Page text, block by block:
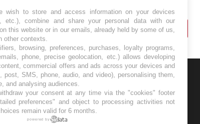
les meilleures
wish to store and access information on your devices
etc.), combine and share your personal data with our
this website or in our emails, already held by some of us,
other contexts.
browsing, preferences, purchases, loyalty programs,
phone, precise geolocation, etc.) allows developing
commercial offers and ads across your devices and
post, SMS, phone, audio, and video), personalising them,
and analysing audiences.
your consent at any time via the "cookies" footer
preferences" and object to processing activities not
remain valid for 6 months.
powered by